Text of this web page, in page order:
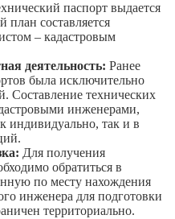
паспорт выдается
план составляется
– кадастровым
деятельность: Ранее
была исключительно
Составление технических
инженерами,
индивидуально, так и в
Для получения
обратиться в
по месту нахождения
инженера для подготовки
территориально.